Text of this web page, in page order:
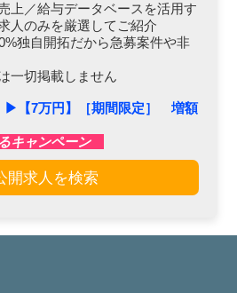
上／給与データベースを活用す
人のみを厳選してご紹介
独自開拓だから急募案件や非
一切掲載しません
【7万円】［期間限定］ 増額
キャンペーン
開求人を検索